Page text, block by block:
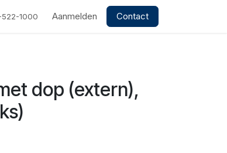
522-1000 Aanmelden Contact
dop (extern),